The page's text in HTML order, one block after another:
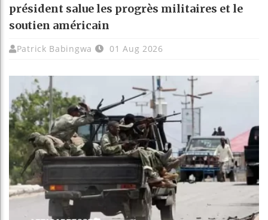
président salue les progrès militaires et le
soutien américain
Patrick Babingwa 01 Aug 2026